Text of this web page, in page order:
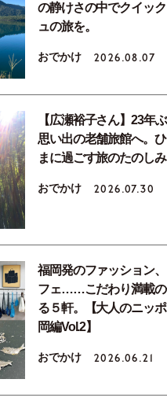
の静けさの中でクイッ
ュの旅を。
おでかけ 2026.08.07
【広瀬裕子さん】23年
思い出の老舗旅館へ。
まに過ごす旅のたのしみ
おでかけ 2026.07.30
福岡発のファッション
フェ……こだわり満載の
る５軒。【大人のニッ
岡編Vol.2】
おでかけ 2026.06.21